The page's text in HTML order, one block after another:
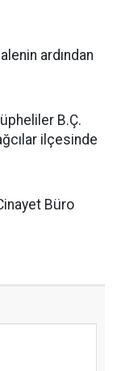
ardından
B.Ç.
ilçesinde
Büro